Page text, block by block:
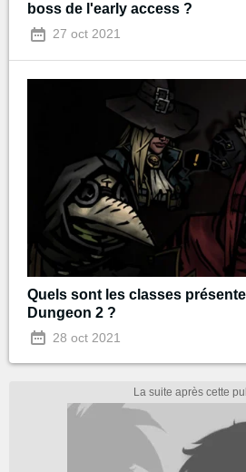
boss de l'early access ?
27 oct 2021
Quels sont les classes
Dungeon 2 ?
28 oct 2021